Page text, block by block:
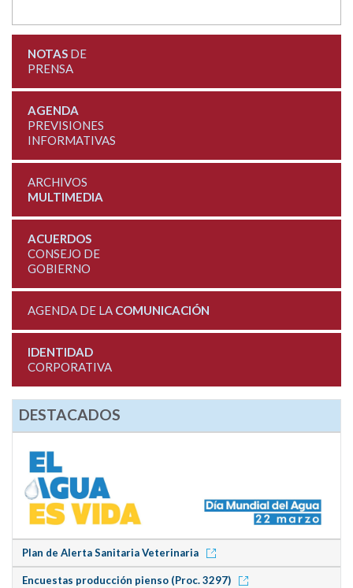
NOTASDE
PRENSA
AGENDA
PREVISIONES
INFORMATIVAS
ARCHIVOS
MULTIMEDIA
ACUERDOS
CONSEJO DE
GOBIERNO
AGENDA DE LA COMUNICACIÓN
IDENTIDAD
CORPORATIVA
DESTACADOS
Plan de Alerta Sanitaria Veterinaria
Encuestas producción pienso (Proc. 3297)